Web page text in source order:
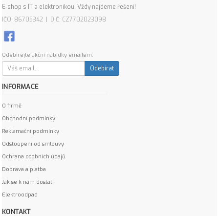
E-shop s IT a elektronikou. Vždy najdeme řešení!
IČO: 86705342 | DIČ: CZ7702023098
Odebírejte akční nabídky emailem:
Odebírat
INFORMACE
O firmě
Obchodní podmínky
Reklamační podmínky
Odstoupení od smlouvy
Ochrana osobních údajů
Doprava a platba
Jak se k nám dostat
Elektroodpad
KONTAKT